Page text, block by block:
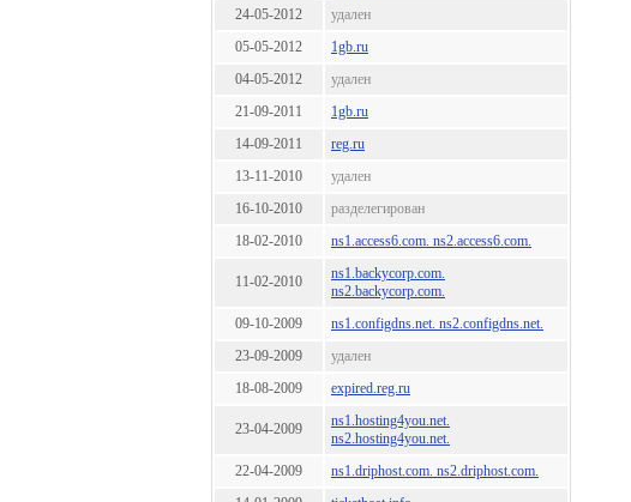
24-05-2012
удален
05-05-2012
1gb.ru
04-05-2012
удален
21-09-2011
1gb.ru
14-09-2011
reg.ru
13-11-2010
удален
16-10-2010
разделегирован
18-02-2010
ns1.access6.com. ns2.access6.com.
11-02-2010
ns1.backycorp.com.
ns2.backycorp.com.
09-10-2009
ns1.configdns.net. ns2.configdns.net.
23-09-2009
удален
18-08-2009
expired.reg.ru
23-04-2009
ns1.hosting4you.net.
ns2.hosting4you.net.
22-04-2009
ns1.driphost.com. ns2.driphost.com.